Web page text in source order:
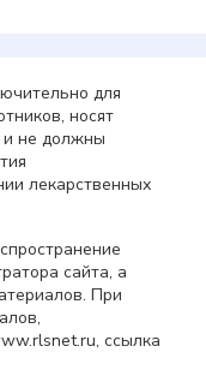
для
носят
и не должны
лекарственных
сайта, а
При
ссылка